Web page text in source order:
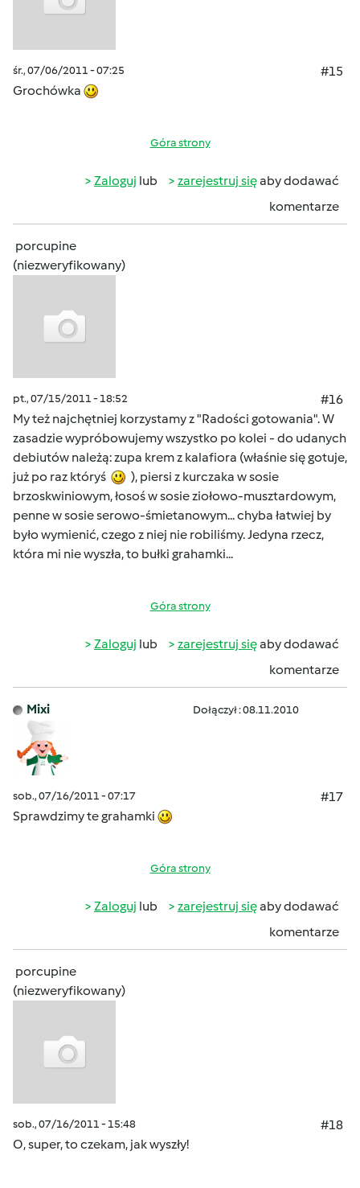
śr., 07/06/2011 - 07:25
#15
Grochówka
Góra strony
Zaloguj lub zarejestruj sięaby dodawać
komentarze
porcupine
(niezweryfikowany)
pt., 07/15/2011 - 18:52
#16
My też najchętniej korzystamy z "Radości gotowania". W
zasadzie wypróbowujemy wszystko po kolei - do udanych
debiutów należą: zupa krem z kalafiora (właśnie się gotuje,
już po raz któryś
), piersi z kurczaka w sosie
brzoskwiniowym, łosoś w sosie ziołowo-musztardowym,
penne w sosie serowo-śmietanowym... chyba łatwiej by
było wymienić, czego z niej nie robiliśmy. Jedyna rzecz,
która mi nie wyszła, to bułki grahamki...
Góra strony
Zaloguj lub zarejestruj sięaby dodawać
komentarze
Mixi Dołączył : 08.11.2010
sob., 07/16/2011 - 07:17
#17
Sprawdzimy te grahamki
Góra strony
Zaloguj lub zarejestruj sięaby dodawać
komentarze
porcupine
(niezweryfikowany)
sob., 07/16/2011 - 15:48
#18
O, super, to czekam, jak wyszły!